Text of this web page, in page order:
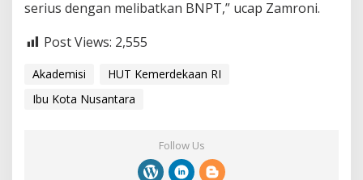
serius dengan melibatkan BNPT,” ucap Zamroni.
Post Views: 2,555
Akademisi
HUT Kemerdekaan RI
Ibu Kota Nusantara
Follow Us